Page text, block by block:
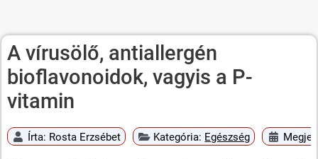
A vírusölő, antiallergén
bioflavonoidok, vagyis a P-
vitamin
Írta: Rosta Erzsébet Kategória: Egészség